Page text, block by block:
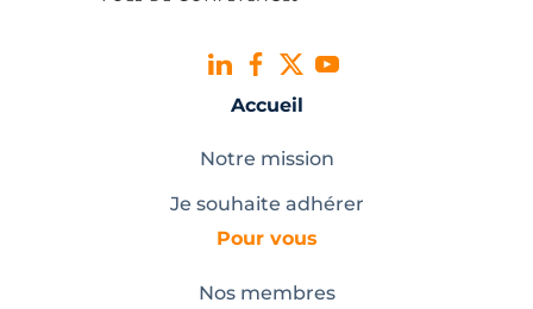
Accueil
Notre mission
Je souhaite adhérer
Pour vous
Nos membres